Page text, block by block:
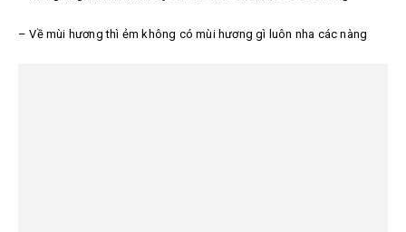
– Về mùi hương thì ẻm không có mùi hương gì luôn nha các nàng